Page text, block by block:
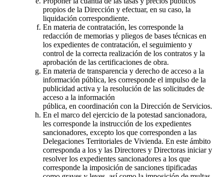
propios de la Dirección y efectuar, en su caso, la
liquidación correspondiente.
En materia de contratación, les corresponde la
redacción de memorias y pliegos de bases técnicas en
los expedientes de contratación, el seguimiento y
control de la correcta realización de los contratos y la
aprobación de las certificaciones de obra.
En materia de transparencia y derecho de acceso a la
información pública, les corresponde el impulso de la
publicidad activa y la resolución de las solicitudes de
acceso a la información
pública, en coordinación con la Dirección de Servicios.
En el marco del ejercicio de la potestad sancionadora,
les corresponde la instrucción de los expedientes
sancionadores, excepto los que corresponden a las
Delegaciones Territoriales de Vivienda. En este ámbito
corresponda a los y las Directores y Directoras iniciar y
resolver los expedientes sancionadores a los que
corresponde la imposición de sanciones tipificadas